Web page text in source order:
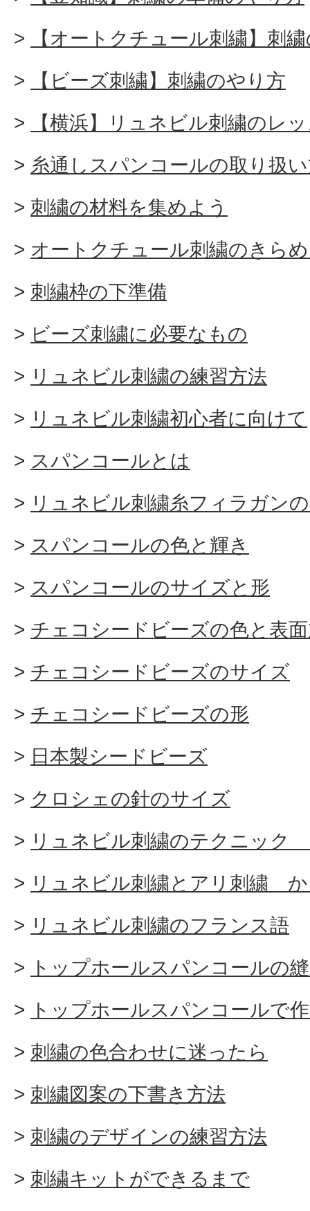
【オートクチュール刺繍】刺
【ビーズ刺繍】刺繍のやり方
【横浜】リュネビル刺繍のレ
糸通しスパンコールの取り扱
刺繍の材料を集めよう
オートクチュール刺繍のきら
刺繍枠の下準備
ビーズ刺繍に必要なもの
リュネビル刺繍の練習方法
リュネビル刺繍初心者に向けて
スパンコールとは
リュネビル刺繍糸フィラガン
スパンコールの色と輝き
スパンコールのサイズと形
チェコシードビーズの色と表
チェコシードビーズのサイズ
チェコシードビーズの形
日本製シードビーズ
クロシェの針のサイズ
リュネビル刺繍のテクニック
リュネビル刺繍とアリ刺繍
リュネビル刺繍のフランス語
トップホールスパンコールの
トップホールスパンコールで
刺繍の色合わせに迷ったら
刺繍図案の下書き方法
刺繍のデザインの練習方法
刺繍キットができるまで